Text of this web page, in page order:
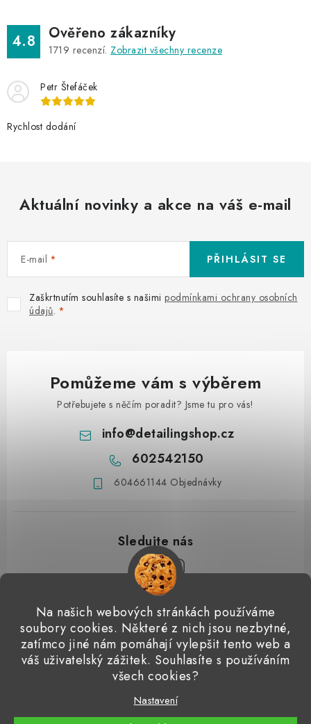
Na našich webových stránkách používáme
soubory cookies. Některé z nich jsou nezbytné,
zatímco jiné nám pomáhají vylepšit tento web a
váš uživatelský zážitek. Souhlasíte s používáním
všech cookies?
Nastavení
4.8 Ověřeno zákazníky
1719 recenzí. Zobrazit všechny recenze
Petr Štefáček
Rychlost dodání
Aktuální novinky a akce na váš e-mail
E-mail
Zaškrtnutím souhlasíte s našimi podmínkami ochrany osobních
údajů.
PŘIHLÁSIT SE
Pomůžeme vám s výběrem
Potřebujete s něčím poradit? Jsme tu pro vás!
info@detailingshop.cz
602542150
604661144 Objednávky
Přijímáme online platby
Detailingclub Dodo Juice Gyeon Quartz ValetPRO
Microfiber Madness
Copyright 2026Detailingshop. Všechna práva vyhrazena.